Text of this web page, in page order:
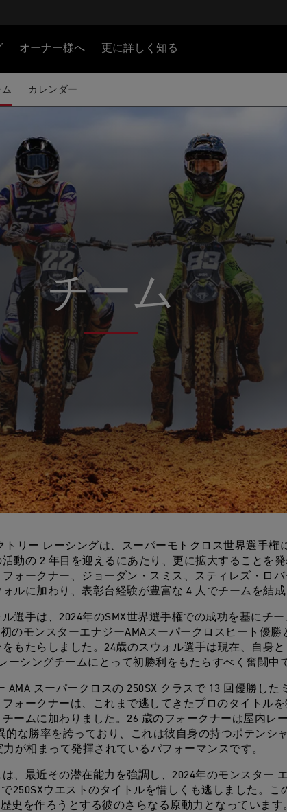
オーナー様へ 更に詳しく知る
カレンダー
チーム
トリー レーシングは、スーパーモトクロス世界選手権
動の 2 年目を迎えるにあたり、更に拡大することを発
ォークナー、ジョーダン・スミス、スティレズ・ロバ
ルに加わり、表彰台経験が豊富な 4 人でチームを結成
選手は、2024年のSMX世界選手権での成功を基にチー
のモンスターエナジーAMAスーパークロスヒート優勝
をもたらしました。24歳のスウォル選手は現在、自身
ーシングチームにとって初勝利をもたらすべく奮闘中
AMA スーパークロスの 250SX クラスで 13 回優勝した
ォークナーは、これまで逃してきたプロのタイトルを
ームに加わりました。26 歳のフォークナーは屋内レ
的な勝率を誇っており、これは彼自身の持つポテンシ
力が相まって発揮されているパフォーマンスです。
、最近その潜在能力を強調し、2024年のモンスター
250SXウエストのタイトルを惜しくも逃しました。こ
史を作ろうとする彼のさらなる原動力となっています